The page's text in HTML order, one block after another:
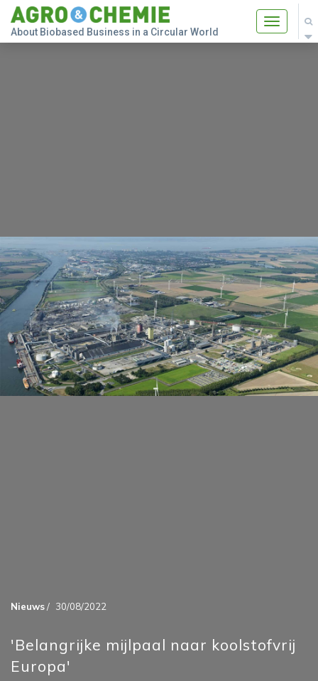
Toggle
About Biobased Business in a Circular World
Nieuws/ 30/08/2022
'Belangrijke mijlpaal naar koolstofvrij
Europa'